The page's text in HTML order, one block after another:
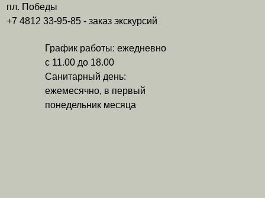
График работы: ежедневно
с 11.00 до 18.00
Санитарный день:
ежемесячно, в первый
понедельник месяца
пл. Победы
+7 4812 33-95-85 - заказ экскурсий